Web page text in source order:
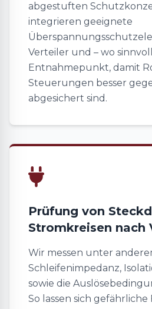
abgestuften
integrieren geeignete
Verteiler und – wo
Entnahmepunkt, damit
Steuerungen besser
abgesichert sind.
Prüfung von
Stromkreisen nach
Wir messen unter
Schleifenimpedanz,
sowie die
So lassen sich gefährliche